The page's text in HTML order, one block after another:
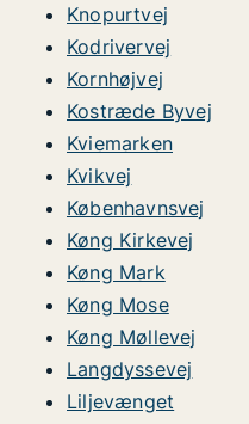
Knopurtvej
Kodrivervej
Kornhøjvej
Kostræde Byvej
Kviemarken
Kvikvej
Københavnsvej
Køng Kirkevej
Køng Mark
Køng Mose
Køng Møllevej
Langdyssevej
Liljevænget